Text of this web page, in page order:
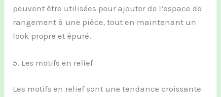
peuvent être utilisées pour ajouter de l’espace de
rangement à une pièce, tout en maintenant un
look propre et épuré.
5. Les motifs en relief
Les motifs en relief sont une tendance croissante